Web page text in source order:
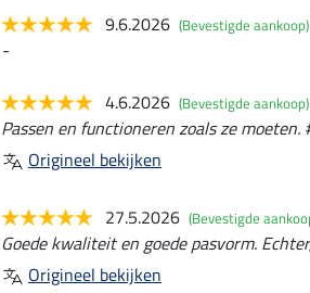
9.6.2026 (Bevestigde aankoop)
-
4.6.2026 (Bevestigde aankoop)
Passen en functioneren zoals ze moeten.
Origineel bekijken
27.5.2026 (Bevestigde
Goede kwaliteit en goede pasvorm.
Origineel bekijken